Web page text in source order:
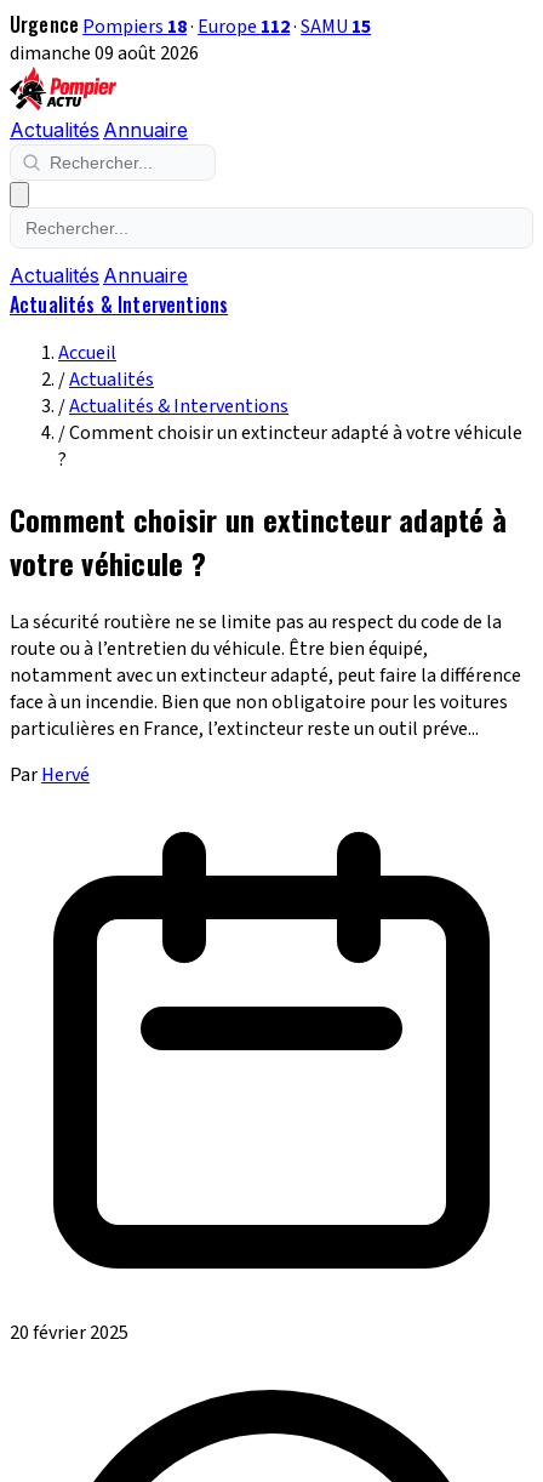
Urgence Pompiers 18· Europe 112·SAMU 15
dimanche 09 août 2026
Actualités Annuaire
Actualités Annuaire
Actualités & Interventions
Accueil
/Actualités
/Actualités & Interventions
/Comment choisir un extincteur adapté à votre véhicule
?
Comment choisir un extincteur adapté à
votre véhicule ?
La sécurité routière ne se limite pas au respect du code de la
route ou à l’entretien du véhicule. Être bien équipé,
notamment avec un extincteur adapté, peut faire la différence
face à un incendie. Bien que non obligatoire pour les voitures
particulières en France, l’extincteur reste un outil préve...
ParHervé
20 février 2025